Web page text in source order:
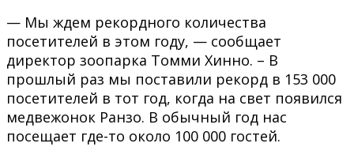
— Мы ждем рекордного количества
посетителей в этом году, — сообщает
директор зоопарка Томми Хинно. – В
прошлый раз мы поставили рекорд в 153 000
посетителей в тот год, когда на свет появился
медвежонок Ранзо. В обычный год нас
посещает где-то около 100 000 гостей.